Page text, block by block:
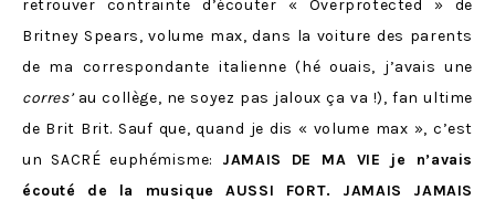
retrouver contrainte d’écouter « Overprotected » de
Britney Spears, volume max, dans la voiture des parents
de ma correspondante italienne (hé ouais, j’avais une
corres’ au collège, ne soyez pas jaloux ça va !), fan ultime
de Brit Brit. Sauf que, quand je dis « volume max », c’est
un SACRÉ euphémisme: JAMAIS DE MA VIE je n’avais
écouté de la musique AUSSI FORT. JAMAIS JAMAIS